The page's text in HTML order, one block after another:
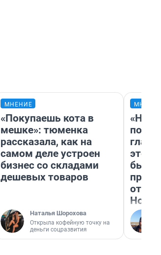
МНЕНИЕ
«Покупаешь кота в
мешке»: тюменка
рассказала, как на
самом деле устроен
бизнес со складами
дешевых товаров
Наталья Шорохова
Открыла кофейную точку на
деньги соцразвития
этого
бьет